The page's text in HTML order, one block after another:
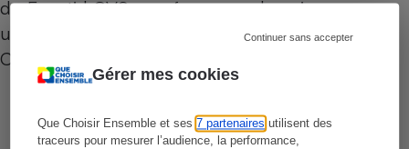
Gérer mes cookies
Que Choisir Ensemble et ses7 partenaires utilisent des
traceurs pour mesurer l’audience, la performance,
Continuer sans accepter
du Framtid OV9 : performance de cuisson,
utilisation, sécurité et consommations.
Ce modèle est uniquement disponible en inox.
Laurent Baubeste
Rédacteur technique